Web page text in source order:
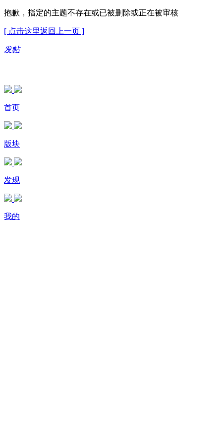
抱歉，指定的主题不存在或已被删除或正在被审核
[ 点击这里返回上一页 ]
发帖
首页
版块
发现
我的